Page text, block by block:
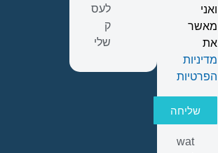
לעס
ק
שלי
ואני
מאשר
את
מדיניות
הפרטיות
שליחה
wat